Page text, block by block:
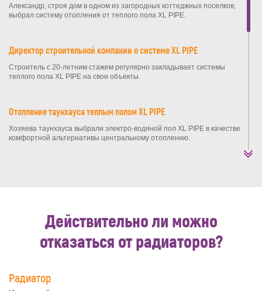
Александр, строя дом в одном из загородных коттеджных поселков,
выбрал систему отопления от теплого пола XL PIPE.
Директор строительной компании о системе XL PIPE
Строитель с 20-летним стажем регулярно закладывает системы
теплого пола XL PIPE на свои объекты.
Отопление таунхауса теплым полом XL PIPE
Хозяева таунхауса выбрали электро-водяной пол XL PIPE в качестве
комфортной альтернативы центральному отоплению.
Хозяева дома из бруса выбрали электро-водяной теплый пол XL
Действительно ли можно
отказаться от радиаторов?
Радиатор